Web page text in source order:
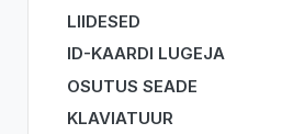
LIIDESED
ID-KAARDI LUGEJA
OSUTUS SEADE
KLAVIATUUR